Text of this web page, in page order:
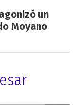
un
Moyano